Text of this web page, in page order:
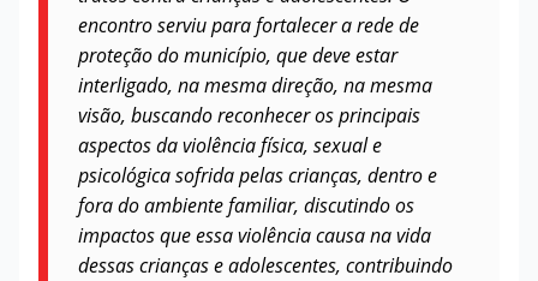
encontro serviu para fortalecer a rede de
proteção do município, que deve estar
interligado, na mesma direção, na mesma
visão, buscando reconhecer os principais
aspectos da violência física, sexual e
psicológica sofrida pelas crianças, dentro e
fora do ambiente familiar, discutindo os
impactos que essa violência causa na vida
dessas crianças e adolescentes, contribuindo